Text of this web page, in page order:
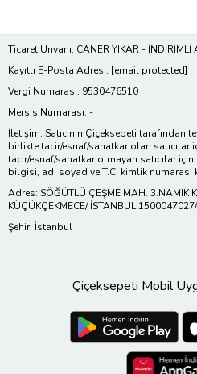
Ticaret Ünvanı: CANER YIKAR - İNDİRİMLİ
Kayıtlı E-Posta Adresi: [email protected]
Vergi Numarası: 9530476510
Mersis Numarası: -
İletişim: Satıcının Çiçeksepeti
birlikte tacir/esnaf/sanatkar olan satıcılar
tacir/esnaf/sanatkar olmayan satıcılar
bilgisi, ad, soyad ve T.C. kimlik numarası
Adres: SÖĞÜTLÜ ÇEŞME MAH. 3.NAMIK
KÜÇÜKÇEKMECE/ İSTANBUL
Şehir: İstanbul
Çiçeksepeti Mobil